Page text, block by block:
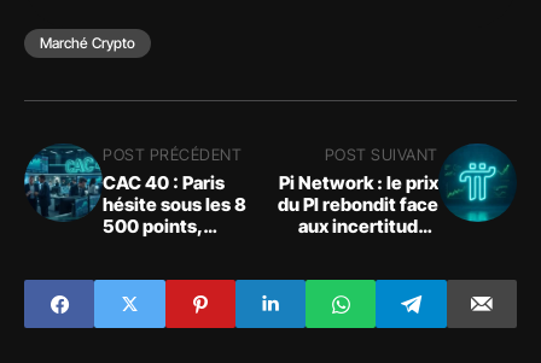
Marché Crypto
POST PRÉCÉDENT
CAC 40 : Paris
hésite sous les 8
500 points,
POST SUIVANT
Pi Network : le prix
du PI rebondit face
aux incertitudes